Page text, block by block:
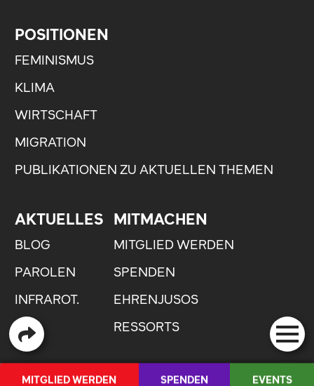
POSITIONEN
FEMINISMUS
KLIMA
WIRTSCHAFT
MIGRATION
PUBLIKATIONEN ZU AKTUELLEN THEMEN
AKTUELLES
BLOG
PAROLEN
INFRAROT.
MITMACHEN
MITGLIED WERDEN
SPENDEN
EHRENJUSOS
RESSORTS
QUICKLINKS
MITGLIED WERDEN SPENDEN EVENTS